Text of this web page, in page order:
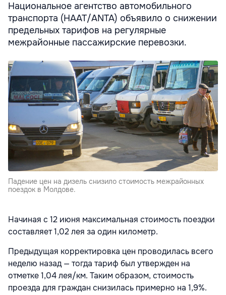
Национальное агентство автомобильного
транспорта (НААТ/ANTA) объявило о снижении
предельных тарифов на регулярные
межрайонные пассажирские перевозки.
Падение цен на дизель снизило стоимость межрайонных
поездок в Молдове.
Начиная с 12 июня максимальная стоимость поездки
составляет 1,02 лея за один километр.
Предыдущая корректировка цен проводилась всего
неделю назад — тогда тариф был утвержден на
отметке 1,04 лея/км. Таким образом, стоимость
проезда для граждан снизилась примерно на 1,9%.